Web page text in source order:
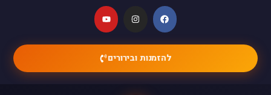
להזמנות ובירורים